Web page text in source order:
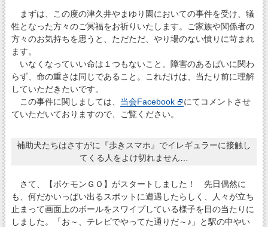
まずは、この度の津久井やまゆり園においての事件を受け、犠
牲となった方々のご冥福をお祈りいたします。ご家族や関係者の
方々のお気持ちを思うと、ただただ、やり場のない憤りに苛まれ
ます。
いなくなっていい命は１つもないこと。障害のあるばいに関わ
らず、命の重さは同じであること。これだけは、当たり前に理解
していただきたいです。
この事件に関しましては、 当会Facebook
にてコメントさせ
ていただいておりますので、ご覧ください。
補助犬たちはさすがに『歩きスマホ』でイレギュラーに接触し
てくる人をよけ切れません…
さて、【ポケモンＧＯ】がスタートしました！ 先日偶然に
も、何だかいっぱい出るスポットに遭遇したらしく、人々が立ち
止まって画面上のボールをスワイプしている様子を目の当たりに
しました。「お～、テレビでやってた通りだ～♪」と駅の中やい